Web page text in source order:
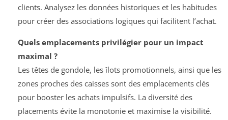
clients. Analysez les données historiques et les habitudes
pour créer des associations logiques qui facilitent l’achat.
Quels emplacements privilégier pour un impact
maximal ?
Les têtes de gondole, les îlots promotionnels, ainsi que les
zones proches des caisses sont des emplacements clés
pour booster les achats impulsifs. La diversité des
placements évite la monotonie et maximise la visibilité.